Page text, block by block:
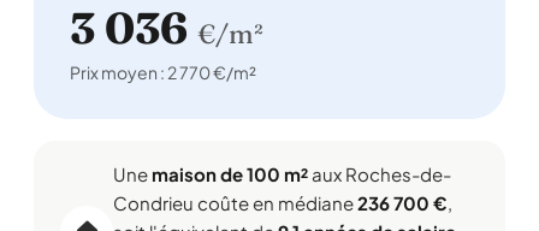
3 036 €/m²
Prix moyen : 2 770 €/m²
Une maison de 100 m² aux Roches-de-
Condrieu coûte en médiane236 700 €,